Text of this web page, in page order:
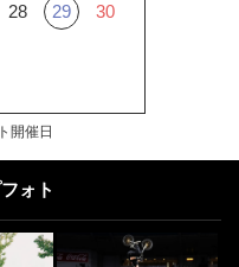
28 29 30
開催日
ォト